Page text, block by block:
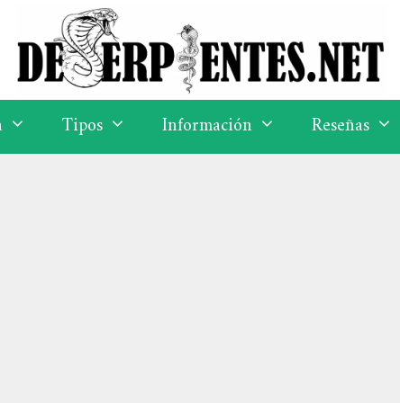
Tipos Información Reseñas